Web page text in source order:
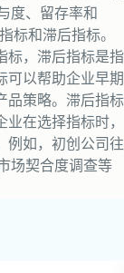
度、留存率和
标和滞后指标。
标，滞后指标是指
可以帮助企业早期
品策略。滞后指标
在选择指标时，
例如，初创公司往
场契合度调查等